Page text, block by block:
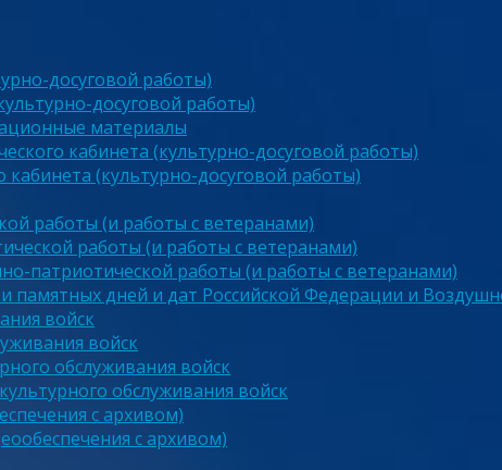
досуговой работы)
досуговой работы)
материалы
кабинета (культурно-досуговой работы)
(культурно-досуговой работы)
работы (и работы с ветеранами)
работы (и работы с ветеранами)
патриотической работы (и работы с ветеранами)
памятных дней и дат Российской Федерации и
войск
войск
обслуживания войск
обслуживания войск
с архивом)
с архивом)